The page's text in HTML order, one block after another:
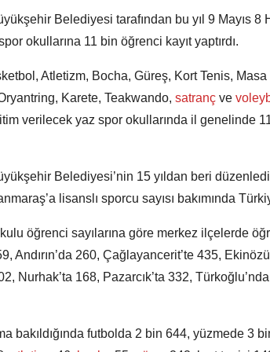
Belediyesi tarafından bu yıl 9 Mayıs
okullarına 11 bin öğrenci kayıt yaptırdı.
Atletizm, Bocha, Güreş, Kort Tenis,
Karete, Teakwando, satranç ve
verilecek yaz spor okullarında il genelinde
Belediyesi’nin 15 yıldan beri
lisanslı sporcu sayısı bakımında
öğrenci sayılarına göre merkez ilçelerde
Andırın’da 260, Çağlayancerit’te 435,
Nurhak’ta 168, Pazarcık’ta 332,
bakıldığında futbolda 2 bin 644, yüzmede 3